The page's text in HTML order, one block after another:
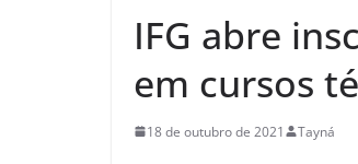
IFG abre
em cursos
18 de outubro de 2021 Tayná